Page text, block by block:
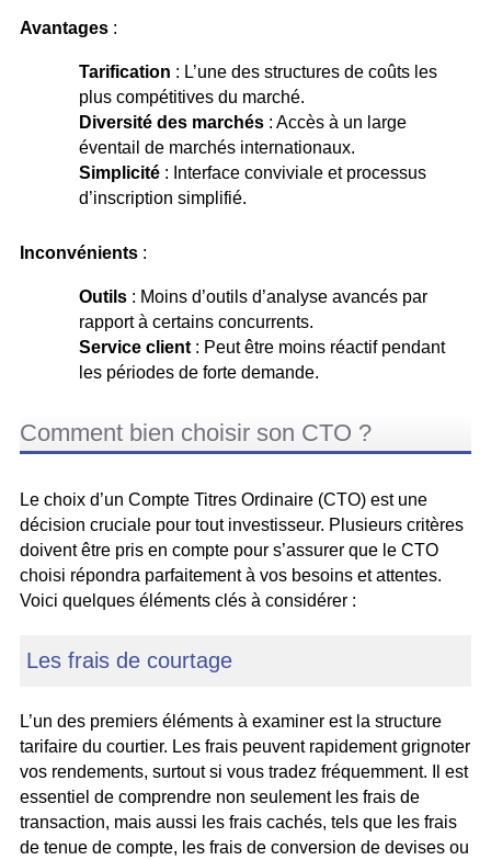
Avantages :
Tarification : L’une des structures de coûts les
plus compétitives du marché.
Diversité des marchés : Accès à un large
éventail de marchés internationaux.
Simplicité : Interface conviviale et processus
d’inscription simplifié.
Inconvénients :
Outils : Moins d’outils d’analyse avancés par
rapport à certains concurrents.
Service client : Peut être moins réactif pendant
les périodes de forte demande.
Comment bien choisir son CTO ?
Le choix d’un Compte Titres Ordinaire (CTO) est une
décision cruciale pour tout investisseur. Plusieurs critères
doivent être pris en compte pour s’assurer que le CTO
choisi répondra parfaitement à vos besoins et attentes.
Voici quelques éléments clés à considérer :
Les frais de courtage
L’un des premiers éléments à examiner est la structure
tarifaire du courtier. Les frais peuvent rapidement grignoter
vos rendements, surtout si vous tradez fréquemment. Il est
essentiel de comprendre non seulement les frais de
transaction, mais aussi les frais cachés, tels que les frais
de tenue de compte, les frais de conversion de devises ou